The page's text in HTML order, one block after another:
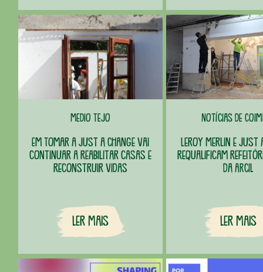
Medio Tejo
Em Tomar a Just a Change vai
continuar a reabilitar casas e
reconstruir vidas
Ler Mais
Notícias de
Leroy Merlin e Just
requalificam
da ARCIL
Ler Mais